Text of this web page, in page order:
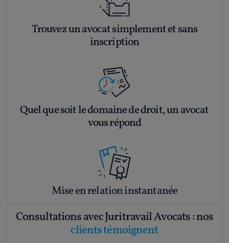
Trouvez un avocat simplement et sans
inscription
Quel que soit le domaine de droit, un avocat
vous répond
Mise en relation instantanée
Consultations avec Juritravail Avocats : nos
clients témoignent